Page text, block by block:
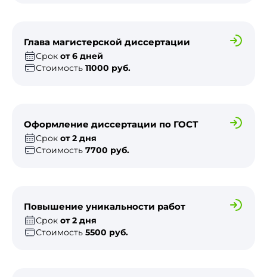
Глава магистерской диссертации
Срок от 6 дней
Стоимость 11000 руб.
Оформление диссертации по ГОСТ
Срок от 2 дня
Стоимость 7700 руб.
Повышение уникальности работ
Срок от 2 дня
Стоимость 5500 руб.